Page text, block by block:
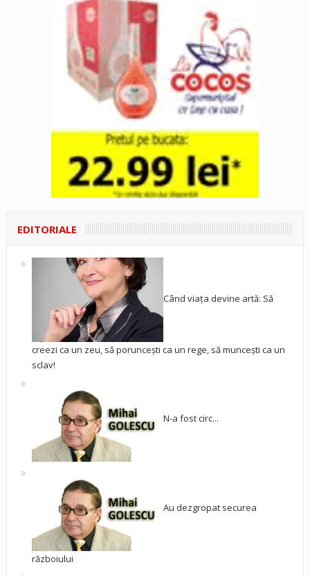
EDITORIALE
Când viața devine artă: Să
creezi ca un zeu, să poruncești ca un rege, să muncești ca un
sclav!
N-a fost circ...
Au dezgropat securea
războiului